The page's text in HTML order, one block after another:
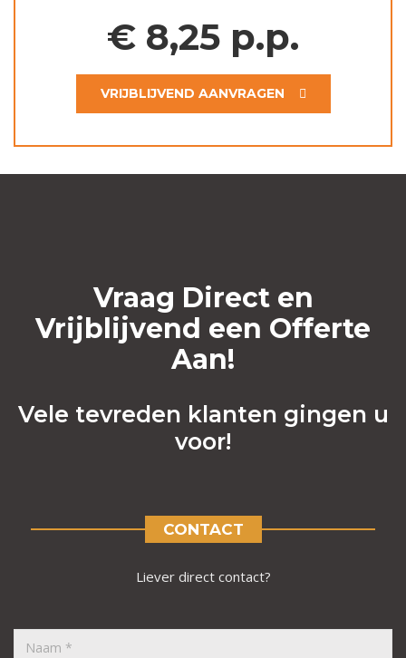
€ 8,25 p.p.
VRIJBLIJVEND AANVRAGEN
Vraag Direct en
Vrijblijvend een Offerte
Aan!
Vele tevreden klanten gingen u
voor!
CONTACT
Liever direct contact?